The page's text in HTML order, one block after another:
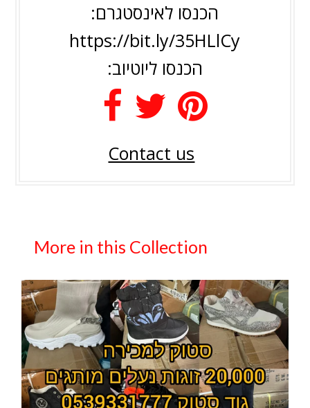
הכנסו לאינסטגרם:
https://bit.ly/35HLlCy
הכנסו ליוטיוב:
Contact us
More in this Collection